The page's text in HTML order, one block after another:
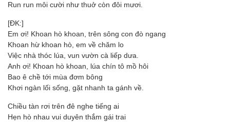
Run run môi cười như thuở còn đôi mươi.
[ĐK:]
Em ơi! Khoan hò khoan, trên sông con đò ngang
Khoan hừ khoan hò, em về chăm lo
Việc nhà thóc lúa, vun vườn cà liếp dưa.
Anh ơi! Khoan hò khoan, lúa chín tô mồ hôi
Bao ê chề tới mùa đơm bông
Khơi ngàn lối sống, gặt nhanh ta gánh về.
Chiều tàn rơi trên đê nghe tiếng ai
Hẹn hò nhau vui duyên thắm gái trai